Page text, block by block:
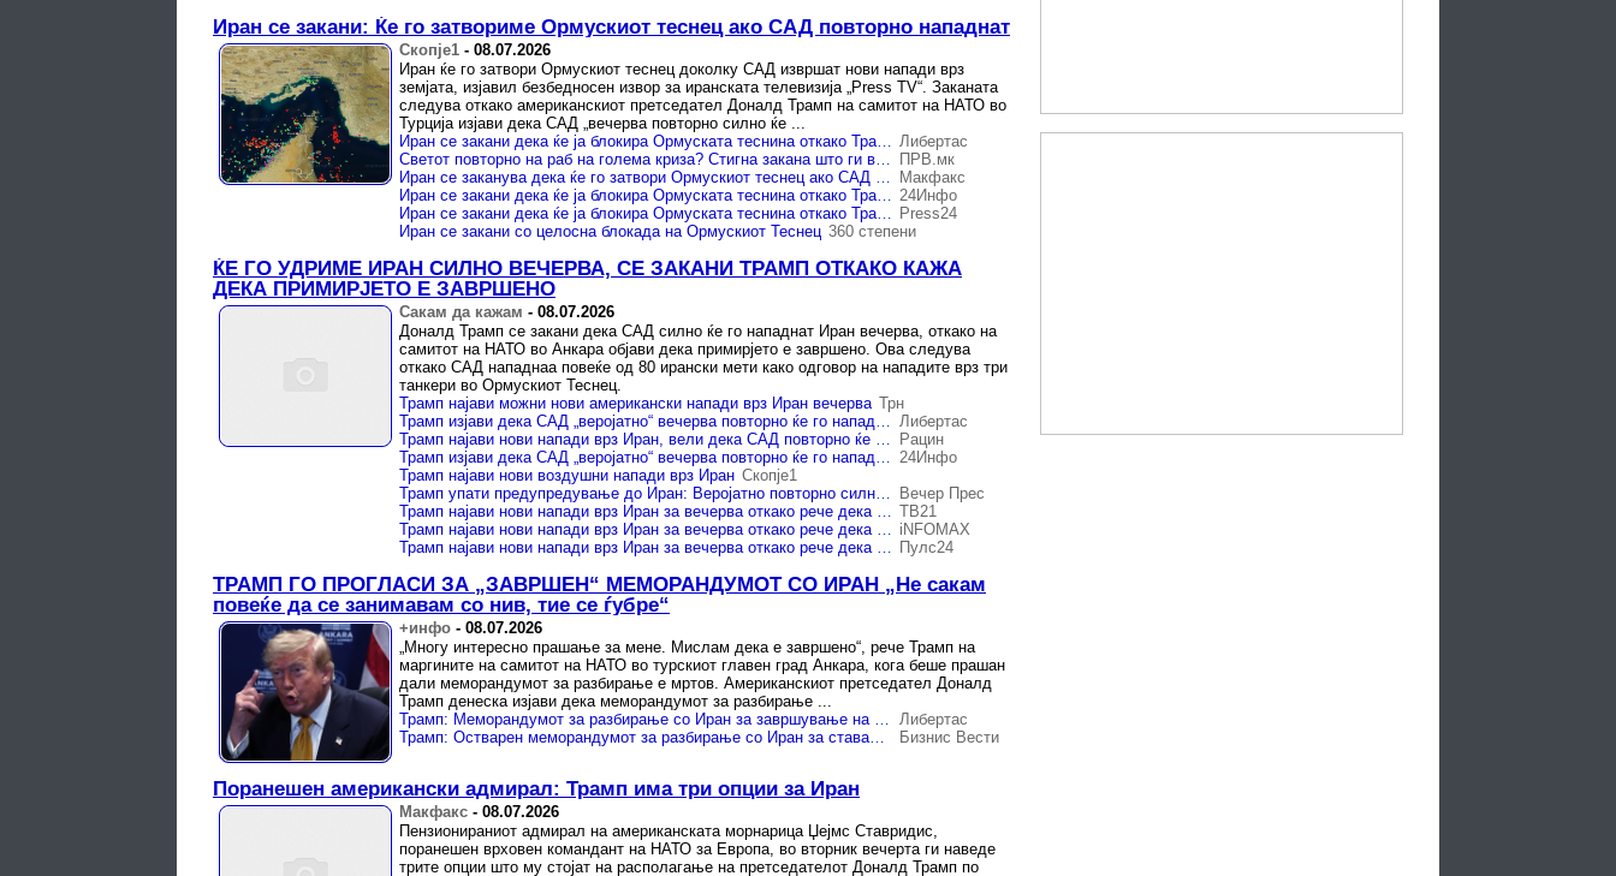
Иран се закани: Ќе го затвориме Ормускиот теснец ако САД повторно нападнат
Скопје1 - 08.07.2026
Иран ќе го затвори Ормускиот теснец доколку САД извршат нови напади врз
земјата, изјавил безбедносен извор за иранската телевизија „Press TV“. Заканата
следува откако американскиот претседател Доналд Трамп на самитот на НАТО во
Турција изјави дека САД „вечерва повторно силно ќе ...
Иран се закани дека ќе ја блокира Ормуската теснина откако Трамп најави нови напади Либертас
Светот повторно на раб на голема криза? Стигна закана што ги вознемири светските пазари
ПРВ.мк
Иран се заканува дека ќе го затвори Ормускиот теснец ако САД повторно нападнат
Макфакс
Иран се закани дека ќе ја блокира Ормуската теснина откако Трамп најави нови напади 24Инфо
Иран се закани дека ќе ја блокира Ормуската теснина откако Трамп најави нови напади Press24
Иран се закани со целосна блокада на Ормускиот Теснец 360 степени
ЌЕ ГО УДРИМЕ ИРАН СИЛНО ВЕЧЕРВА, СЕ ЗАКАНИ ТРАМП ОТКАКО КАЖА
ДЕКА ПРИМИРЈЕТО Е ЗАВРШЕНО
Сакам да кажам - 08.07.2026
Доналд Трамп се закани дека САД силно ќе го нападнат Иран вечерва, откако на
самитот на НАТО во Анкара објави дека примирјето е завршено. Ова следува
откако САД нападнаа повеќе од 80 ирански мети како одговор на нападите врз три
танкери во Ормускиот Теснец.
Трамп најави можни нови американски напади врз Иран вечерва Трн
Трамп изјави дека САД „веројатно“ вечерва повторно ќе го нападнат Иран Либертас
Трамп најави нови напади врз Иран, вели дека САД повторно ќе дејствуваат
Рацин
Трамп изјави дека САД „веројатно“ вечерва повторно ќе го нападнат Иран 24Инфо
Трамп најави нови воздушни напади врз Иран Скопје1
Трамп упати предупредување до Иран: Веројатно повторно силно ќе нападнеме вечерва
Вечер Прес
Трамп најави нови напади врз Иран за вечерва откако рече дека прекинот на огнот е завршен ТВ21
Трамп најави нови напади врз Иран за вечерва откако рече дека прекинот на огнот е завршен iNFOMAX
Трамп најави нови напади врз Иран за вечерва откако рече дека прекинот на огнот е завршен Пулс24
ТРАМП ГО ПРОГЛАСИ ЗА „ЗАВРШЕН“ МЕМОРАНДУМОТ СО ИРАН „Не сакам
повеќе да се занимавам со нив, тие се ѓубре“
+инфо - 08.07.2026
„Многу интересно прашање за мене. Мислам дека е завршено“, рече Трамп на
маргините на самитот на НАТО во турскиот главен град Анкара, кога беше прашан
дали меморандумот за разбирање е мртов. Американскиот претседател Доналд
Трамп денеска изјави дека меморандумот за разбирање ...
Трамп: Меморандумот за разбирање со Иран за завршување на војната е завршен Либертас
Трамп: Остварен меморандумот за разбирање со Иран за ставање крај на војната
Бизнис Вести
Поранешен американски адмирал: Трамп има три опции за Иран
Макфакс - 08.07.2026
Пензионираниот адмирал на американската морнарица Џејмс Ставридис,
поранешен врховен командант на НАТО за Европа, во вторник вечерта ги наведе
трите опции што му стојат на располагање на претседателот Доналд Трамп по